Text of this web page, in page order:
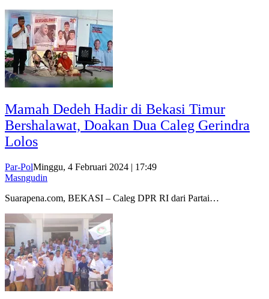
Mamah Dedeh Hadir di Bekasi Timur
Bershalawat, Doakan Dua Caleg Gerindra
Lolos
Par-PolMinggu, 4 Februari 2024 | 17:49
Masngudin
Suarapena.com, BEKASI – Caleg DPR RI dari Partai…